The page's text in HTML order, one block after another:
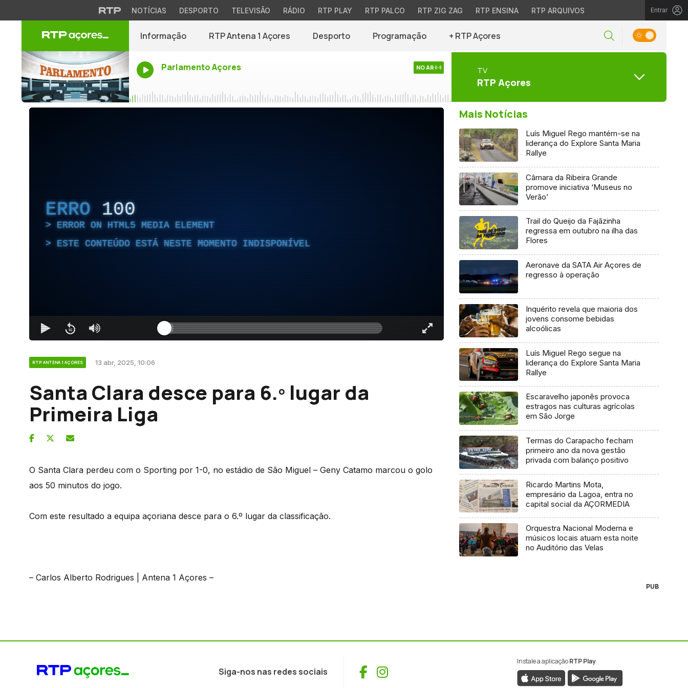
NOTÍCIAS DESPORTO TELEVISÃO RÁDIO RTP PLAY RTP PALCO RTP ZIG ZAG RTP ENSINA RTP ARQUIVOS Entrar
Informação RTP Antena 1 Açores Desporto Programação + RTP Açores
Parlamento Açores NO AR TV
RTP Açores
ERRO 100
ERROR ON HTML5 MEDIA ELEMENT
ESTE CONTEÚDO ESTÁ NESTE MOMENTO INDISPONÍVEL
RTP ANTENA 1 AÇORES 13 abr, 2025, 10:06
Santa Clara desce para 6.º lugar da
Primeira Liga
O Santa Clara perdeu com o Sporting por 1-0, no estádio de São Miguel – Geny Catamo marcou o golo
aos 50 minutos do jogo.
Com este resultado a equipa açoriana desce para o 6.º lugar da classificação.
– Carlos Alberto Rodrigues | Antena 1 Açores –
Mais Notícias
Luís Miguel Rego mantém-se na
liderança do Explore Santa Maria
Rallye
Câmara da Ribeira Grande
promove iniciativa ‘Museus no
Verão’
Trail do Queijo da Fajãzinha
regressa em outubro na ilha das
Flores
Aeronave da SATA Air Açores de
regresso à operação
Inquérito revela que maioria dos
jovens consome bebidas
alcoólicas
Luís Miguel Rego segue na
liderança do Explore Santa Maria
Rallye
Escaravelho japonês provoca
estragos nas culturas agrícolas
em São Jorge
Termas do Carapacho fecham
primeiro ano da nova gestão
privada com balanço positivo
Ricardo Martins Mota,
empresário da Lagoa, entra no
capital social da AÇORMEDIA
Orquestra Nacional Moderna e
músicos locais atuam esta noite
no Auditório das Velas
PUB
Siga-nos nas redes sociais Facebook
Instagram
Instale a aplicaçãoRTP Play